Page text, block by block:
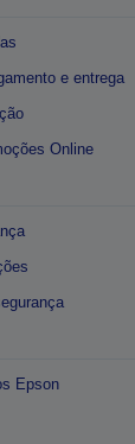
e entrega
Online
Epson